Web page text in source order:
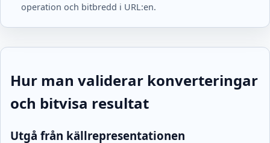
operation och bitbredd i URL:en.
Hur man validerar konverteringar
och bitvisa resultat
Utgå från källrepresentationen